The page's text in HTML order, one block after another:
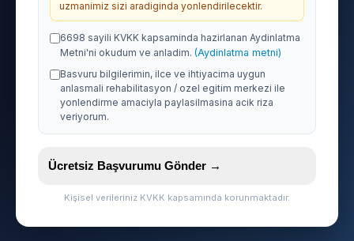
uzmanimiz sizi aradiginda yonlendirilecektir.
6698 sayili KVKK kapsaminda hazirlanan Aydinlatma
Metni'ni okudum ve anladim. (Aydinlatma metni)
Basvuru bilgilerimin, ilce ve ihtiyacima uygun
anlasmali rehabilitasyon / ozel egitim merkezi ile
yonlendirme amaciyla paylasilmasina acik riza
veriyorum.
Ücretsiz Başvurumu Gönder →
Kişisel verileriniz KVKK kapsamında korunmaktadır.